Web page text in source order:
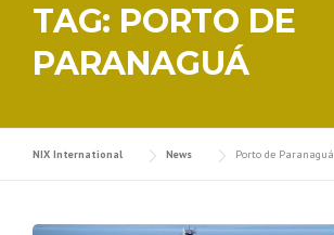
TAG: PORTO DE
PARANAGUÁ
NIX International News Porto de Paranaguá